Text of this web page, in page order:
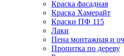
Краска фасадная
Краска Хамерайт
Краски ПФ 115
Лаки
Пена монтажная и
Пропитка по дереву